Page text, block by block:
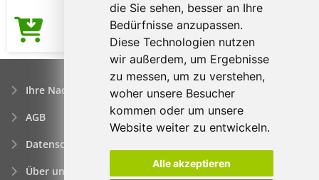
die Sie sehen, besser an Ihre
Bedürfnisse anzupassen.
Diese Technologien nutzen
wir außerdem, um Ergebnisse
zu messen, um zu verstehen,
woher unsere Besucher
kommen oder um unsere
Website weiter zu entwickeln.
Alle akzeptieren
Preis ab
Ihre Nachfrage
AGB
Datenschutzerklärung
Über uns